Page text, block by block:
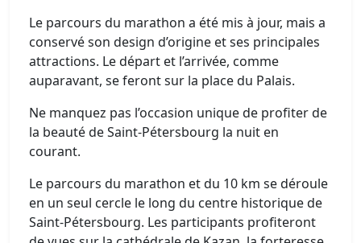
Le parcours du marathon a été mis à jour, mais a
conservé son design d’origine et ses principales
attractions. Le départ et l’arrivée, comme
auparavant, se feront sur la place du Palais.
Ne manquez pas l’occasion unique de profiter de
la beauté de Saint-Pétersbourg la nuit en
courant.
Le parcours du marathon et du 10 km se déroule
en un seul cercle le long du centre historique de
Saint-Pétersbourg. Les participants profiteront